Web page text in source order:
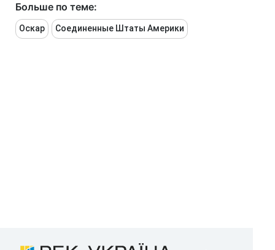
Больше по теме:
Оскар Соединенные Штаты Америки